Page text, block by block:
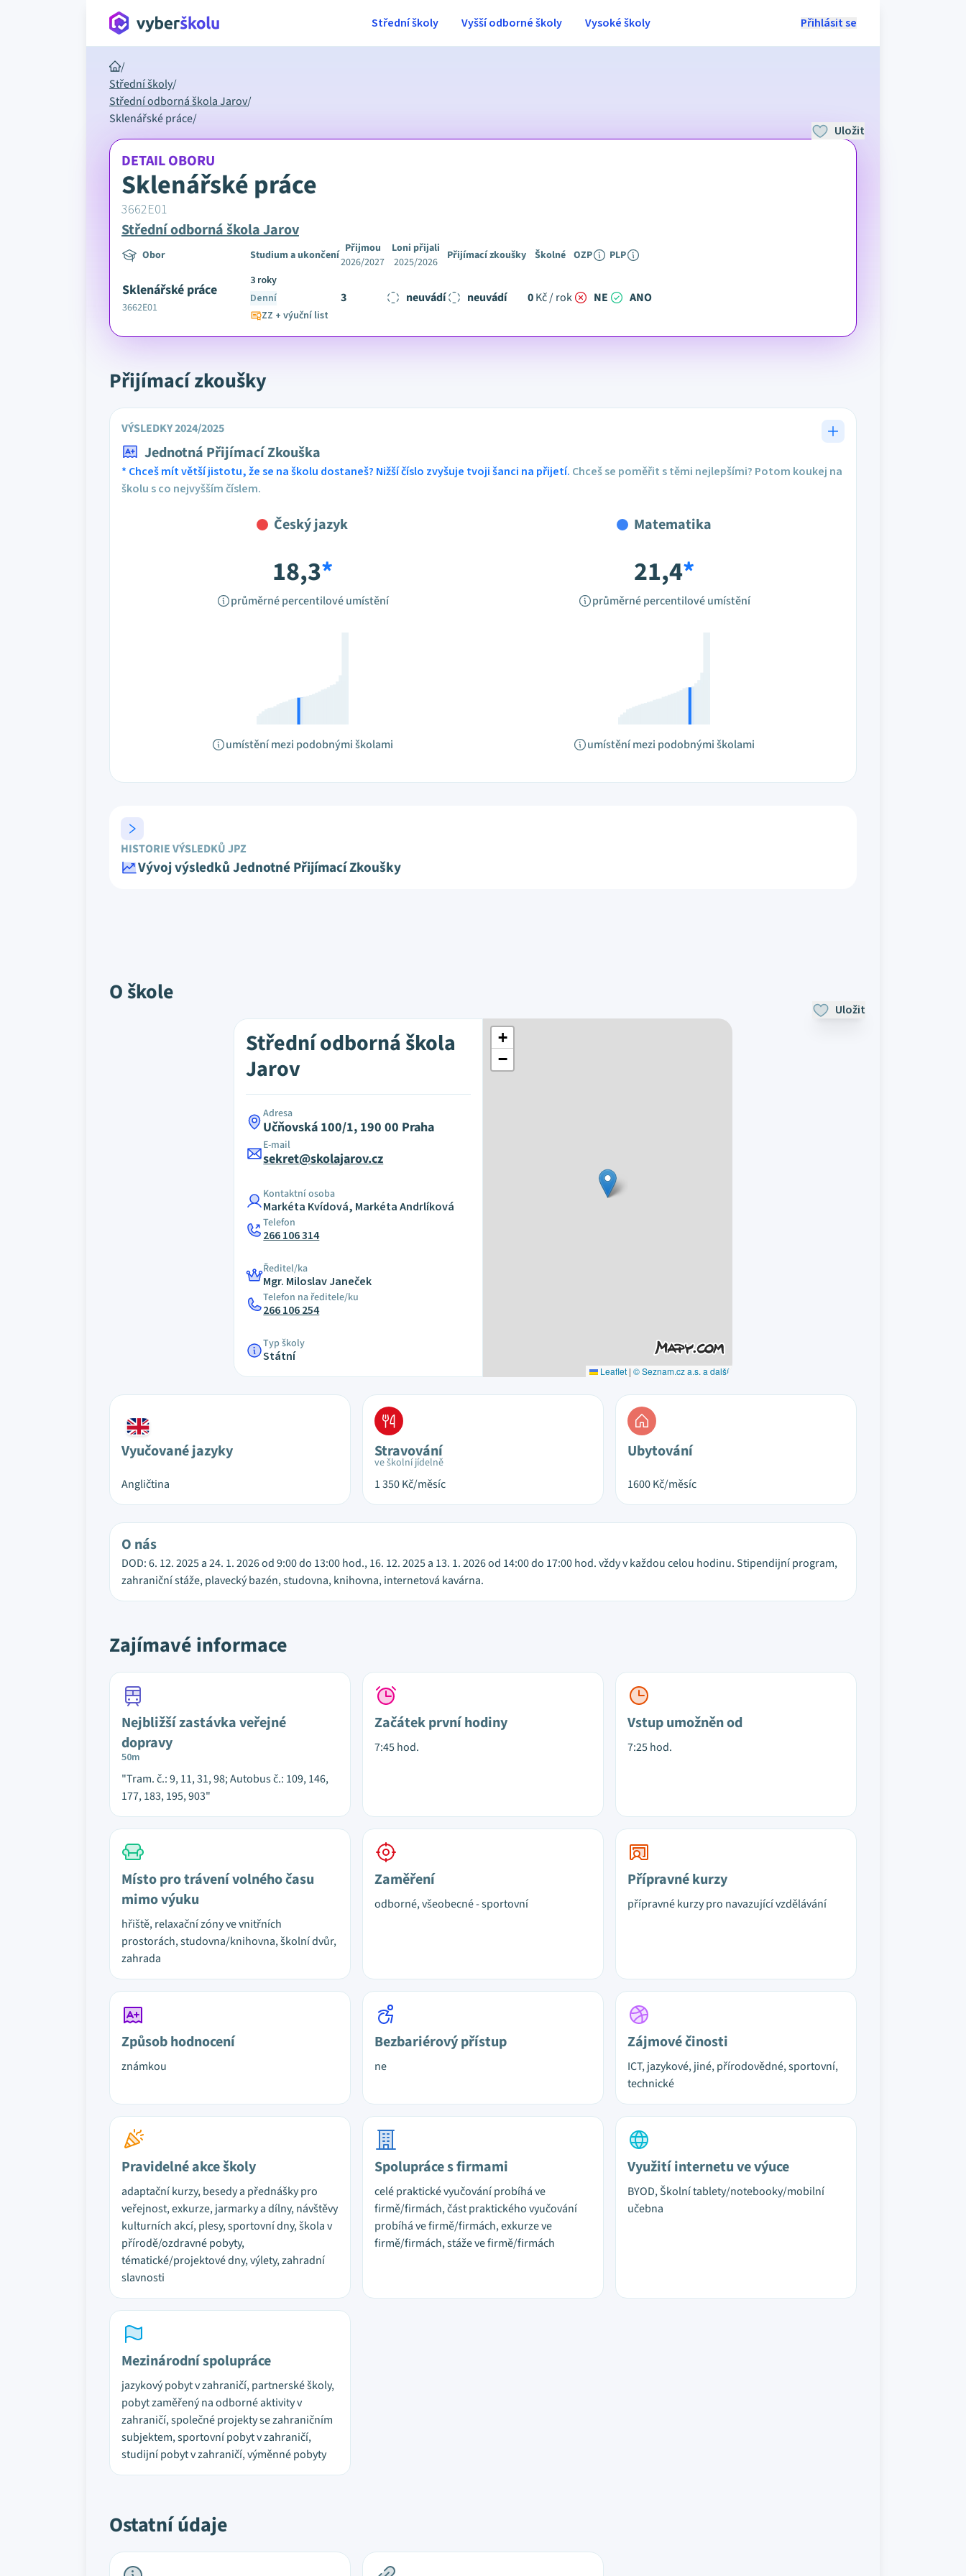
Přihlásit se
Střední školy Vyšší odborné školy Vysoké školy
/
Střední školy/
Střední odborná škola Jarov/
Sklenářské práce/
DETAIL OBORU
Sklenářské práce
3662E01
Střední odborná škola Jarov
Obor Studium a ukončení Přijmou
2026/2027
Loni přijali
2025/2026
Přijímací zkoušky Školné OZP PLP
Sklenářské práce
3662E01
3 roky
Denní
ZZ + výuční list
3 neuvádí neuvádí 0Kč / rok NE ANO
Uložit
Přijímací zkoušky
VÝSLEDKY 2024/2025
Jednotná Přijímací Zkouška
* Chceš mít větší jistotu, že se na školu dostaneš? Nižší číslo zvyšuje tvoji šanci na přijetí. Chceš se poměřit s těmi nejlepšími? Potom koukej na
školu s co nejvyšším číslem.
Český jazyk
18,3*
průměrné percentilové umístění
umístění mezi podobnými školami
Matematika
21,4*
průměrné percentilové umístění
umístění mezi podobnými školami
HISTORIE VÝSLEDKŮ JPZ
Vývoj výsledků Jednotné Přijímací Zkoušky
O škole
Uložit
Střední odborná škola
Jarov
Adresa
Učňovská 100/1, 190 00 Praha
E-mail
sekret@skolajarov.cz
Kontaktní osoba
Markéta Kvídová, Markéta Andrlíková
Telefon
266 106 314
Ředitel/ka
Mgr. Miloslav Janeček
Telefon na ředitele/ku
266 106 254
Typ školy
Státní
+
−
Leaflet | © Seznam.cz a.s. a další
Vyučované jazyky
Angličtina
Stravování
ve školní jídelně
1 350Kč/měsíc
Ubytování
1600Kč/měsíc
O nás
DOD: 6. 12. 2025 a 24. 1. 2026 od 9:00 do 13:00 hod., 16. 12. 2025 a 13. 1. 2026 od 14:00 do 17:00 hod. vždy v každou celou hodinu. Stipendijní program,
zahraniční stáže, plavecký bazén, studovna, knihovna, internetová kavárna.
Zajímavé informace
Nejbližší zastávka veřejné
dopravy
50m
"Tram. č.: 9, 11, 31, 98; Autobus č.: 109, 146,
177, 183, 195, 903"
Začátek první hodiny
7:45 hod.
Vstup umožněn od
7:25 hod.
Místo pro trávení volného času
mimo výuku
hřiště, relaxační zóny ve vnitřních
prostorách, studovna/knihovna, školní dvůr,
zahrada
Zaměření
odborné, všeobecné - sportovní
Přípravné kurzy
přípravné kurzy pro navazující vzdělávání
Způsob hodnocení
známkou
Bezbariérový přístup
ne
Zájmové činosti
ICT, jazykové, jiné, přírodovědné, sportovní,
technické
Pravidelné akce školy
adaptační kurzy, besedy a přednášky pro
veřejnost, exkurze, jarmarky a dílny, návštěvy
kulturních akcí, plesy, sportovní dny, škola v
přírodě/ozdravné pobyty,
tématické/projektové dny, výlety, zahradní
slavnosti
Spolupráce s firmami
celé praktické vyučování probíhá ve
firmě/firmách, část praktického vyučování
probíhá ve firmě/firmách, exkurze ve
firmě/firmách, stáže ve firmě/firmách
Využití internetu ve výuce
BYOD, Školní tablety/notebooky/mobilní
učebna
Mezinárodní spolupráce
jazykový pobyt v zahraničí, partnerské školy,
pobyt zaměřený na odborné aktivity v
zahraničí, společné projekty se zahraničním
subjektem, sportovní pobyt v zahraničí,
studijní pobyt v zahraničí, výměnné pobyty
Ostatní údaje